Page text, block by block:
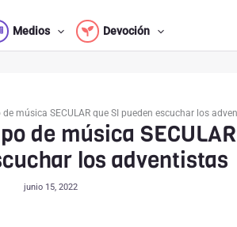
Medios Devoción
música SECULAR que SI pueden escuchar los
de música
los adventistas
junio 15, 2022